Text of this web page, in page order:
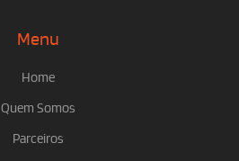
Menu
Home
Quem Somos
Parceiros